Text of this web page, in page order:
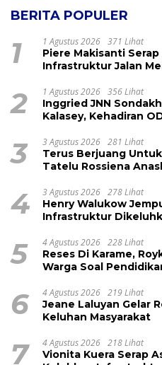
BERITA POPULER
1 1 Agustus 2026 371 Lihat
Piere Makisanti
Infrastruktur Jalan
2 1 Agustus 2026 356 Lihat
Inggried JNN
Kalasey, Kehadiran
3 3 Agustus 2026 281 Lihat
Terus Berjuang
Tatelu Rossiena
4 3 Agustus 2026 278 Lihat
Henry Walukow
Infrastruktur
5 4 Agustus 2026 228 Lihat
Reses Di Karame,
Warga Soal
6 4 Agustus 2026 219 Lihat
Jeane Laluyan Gelar
Keluhan Masyarakat
7 4 Agustus 2026 218 Lihat
Vionita Kuera Serap